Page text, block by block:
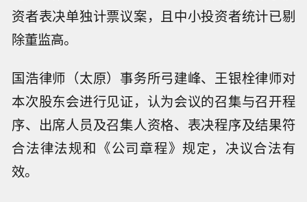
资者表决单独计票议案，且中小投资者统计已剔
除董监高。
国浩律师（太原）事务所弓建峰、王银栓律师对
本次股东会进行见证，认为会议的召集与召开程
序、出席人员及召集人资格、表决程序及结果符
合法律法规和《公司章程》规定，决议合法有
效。